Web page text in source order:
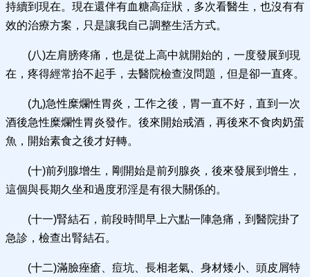
持續到現在。現在還伴有血糖高症狀，多次看醫生，也沒有有
效的治療方案，只是讓我自己調整生活方式。
(八)左肩膀疼痛，也是從上高中就開始的，一度發展到現
在，疼得經常抬不起手，去醫院檢查沒問題，但是卻一直疼。
(九)急性糜爛性胃炎，工作之後，胃一直不好，直到一次
酒後急性糜爛性胃炎發作。後來開始戒酒，再後來不食肉奶蛋
魚，開始素食之後才好轉。
(十)前列腺增生，剛開始是前列腺炎，後來發展到增生，
這個與長期久坐和過度邪淫是有很大關係的。
(十一)腎結石，前段時間早上六點一陣急痛，到醫院掛了
急診，檢查出腎結石。
(十二)滿臉痤瘡、痘坑、長相老氣、身材矮小、頭皮屑特